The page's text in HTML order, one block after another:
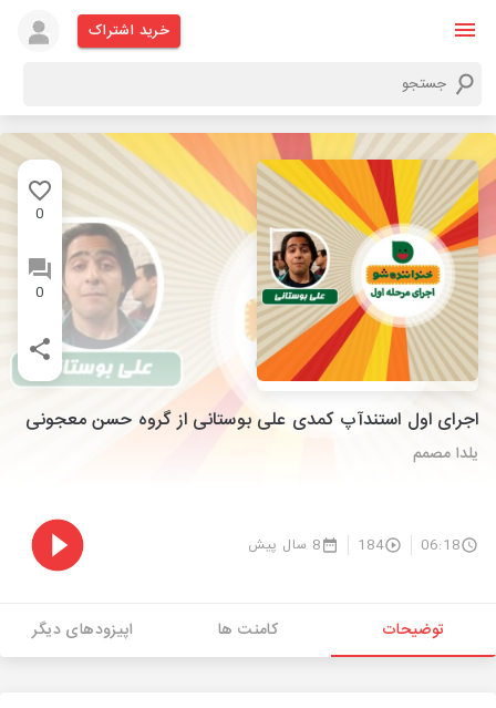
خرید اشتراک
0
0
اجرای اول استندآپ کمدی علی بوستانی از گروه حسن معجونی
یلدا مصمم
06:18
184 8 سال پیش
توضیحات کامنت ها اپیزودهای دیگر